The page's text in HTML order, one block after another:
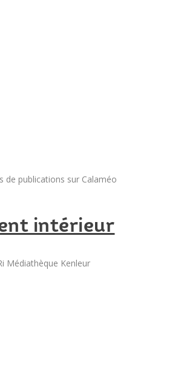
de publications sur Calaméo
intérieur
Médiathèque Kenleur